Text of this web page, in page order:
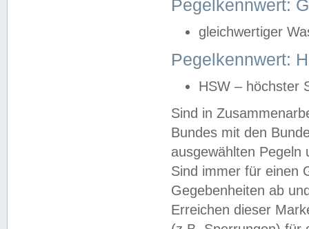
Pegelkennwert:
gleichwertiger
Pegelkennwert:
HSW – höchster
Sind in
Bundes mit den
ausgewählten
Sind immer für einen
Gegebenheiten ab
Erreichen dieser